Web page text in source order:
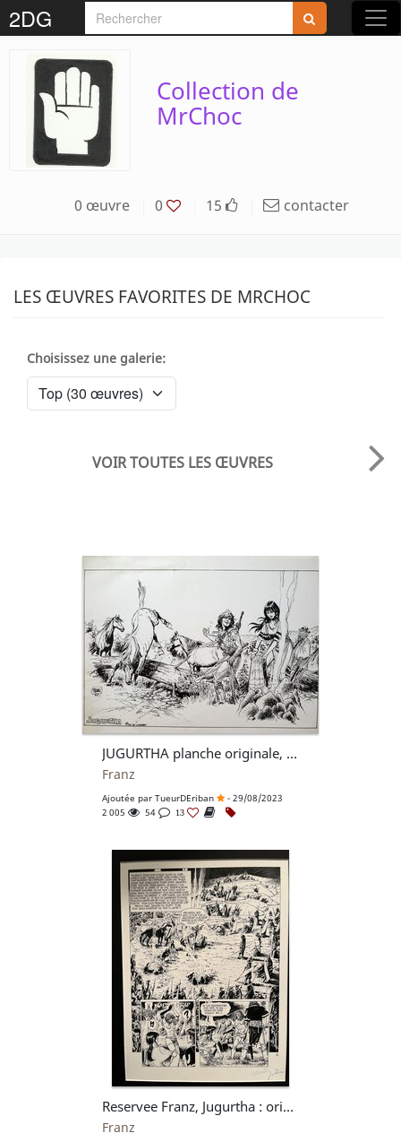
2DG
Collection de
MrChoc
0 œuvre 0 15 contacter
LES ŒUVRES FAVORITES DE MRCHOC
Choisissez une galerie:
VOIR TOUTES LES ŒUVRES
JUGURTHA planche originale, page de garde
Franz
Ajoutée par TueurDEriban
- 29/08/2023
2 005
54 13
Reservee Franz, Jugurtha : original page nr 19 of album : ‘ Le feu des souvenirs ‘ of 1983
Franz